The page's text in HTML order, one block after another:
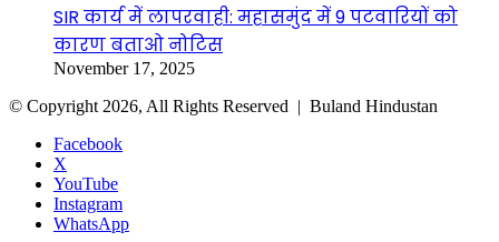
SIR कार्य में लापरवाही: महासमुंद में 9 पटवारियों को
कारण बताओ नोटिस
November 17, 2025
© Copyright 2026, All Rights Reserved | Buland Hindustan
Facebook
X
YouTube
Instagram
WhatsApp